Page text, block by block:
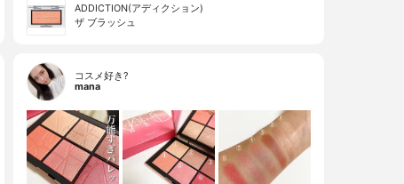
ADDICTION(アディクション)
ザ ブラッシュ
コスメ好き?
mana